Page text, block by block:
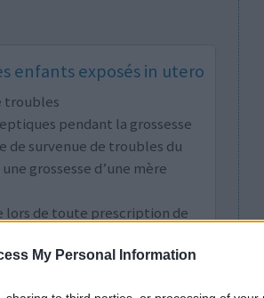
My Personal Information
enfants exposés in utero
troubles
pendant la grossesse
de survenue de troubles du
grossesse d’une mère
lors de toute prescription de
cas de grossesse.